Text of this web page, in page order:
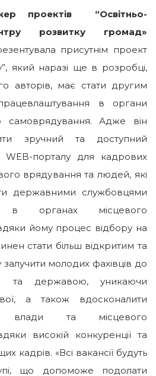
проектів “Освітньо-
розвитку громад»
присутнім проект
який наразі ще в розробці,
авторів, має стати другим
в органи
самоврядування. Адже він
зручний та доступний
порталу для кадрових
врядування та людей, які
державними службовцями
органах місцевого
йому процес відбору на
стати більш відкритим та
молодих фахівців до
та державою, уникаючи
а також вдосконалити
влади та місцевого
високій конкуренції та
кадрів. «Всі вакансії будуть
що допоможе подолати